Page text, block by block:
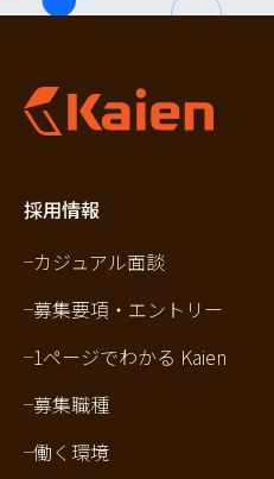
採用情報
カジュアル面談
募集要項・エントリー
1ページでわかる Kaien
募集職種
働く環境